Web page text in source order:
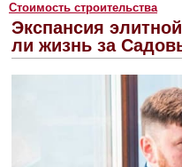
Стоимость строительства
Экспансия
ли жизнь за